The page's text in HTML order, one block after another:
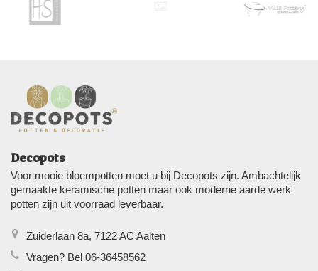
Decopots
Voor mooie bloempotten moet u bij Decopots zijn. Ambachtelijk
gemaakte keramische potten maar ook moderne aarde werk
potten zijn uit voorraad leverbaar.
Zuiderlaan 8a, 7122 AC Aalten
Vragen? Bel 06-36458562